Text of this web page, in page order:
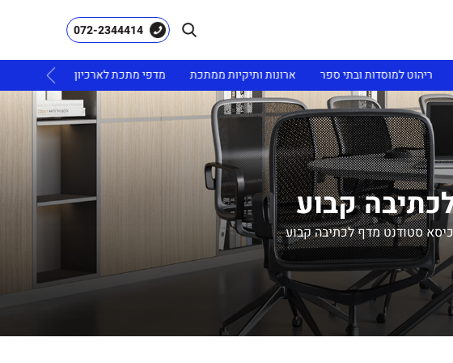
072-2344414
ריהוט למוסדות ובתי ספר ארונות ותיקיות ממתכת מדפי מתכת לארכיון ריהוט
קבוע
סטודנט מדף לכתיבה קבוע